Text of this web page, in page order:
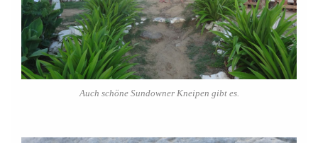
Auch schöne Sundowner Kneipen gibt es.